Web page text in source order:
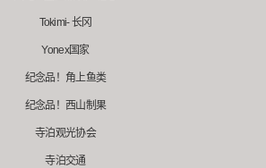
Tokimi- 长冈
Yonex国家
纪念品！角上鱼类
纪念品！西山制果
寺泊观光协会
寺泊交通